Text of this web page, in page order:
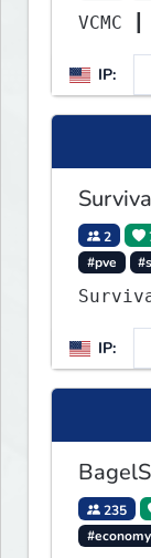
IP:
2
#pve
IP:
235
#economy